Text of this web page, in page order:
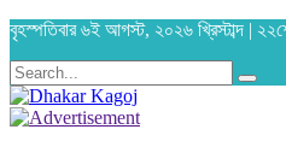
বৃহস্পতিবার ৬ই আগস্ট, ২০২৬ খ্রিস্টাব্দ |